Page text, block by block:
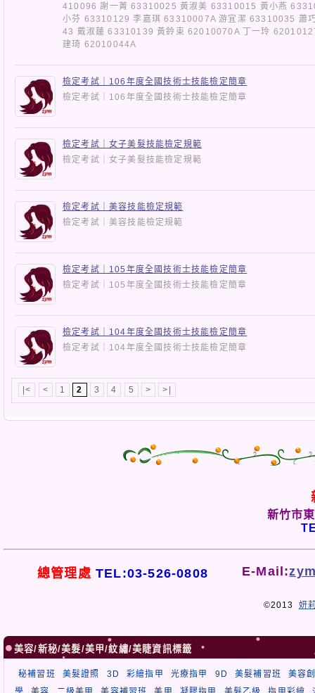
410096 謝一菁 63310025 黃淑美 63310015 黃小燕
小芬 63310129 李嘉琪 63310007A 游宜潔 63310035
43 戴淑蓮 63310139 黃鈴束 62010070A 丁一玲
建琦 62010044A
檢定考試｜106年度全國技術士技能檢定簡章
檢定考試｜106年度全國技術士技能檢定簡章
檢定考試｜女子美髮技能檢定規範
檢定考試｜女子美髮技能檢定規範
檢定考試｜美容技能檢定規範
檢定考試｜美容技能檢定規範
檢定考試｜105年度全國技術士技能檢定簡章
檢定考試｜105年度全國技術士技能檢定簡章
檢定考試｜104年度全國技術士技能檢定簡章
檢定考試｜104年度全國技術士技能檢定簡章
|< < 1 2 3 4 5 > >|
新竹市
總管理處 TEL:03-526-0808 E-Mail:
©2013 妍
美容/新秘/美髮/美甲/紋繡/美睫資訊標籤
秘補習班 美髮證照 3D 彩繪指甲 光療指甲 9D 美髮補習班
美容